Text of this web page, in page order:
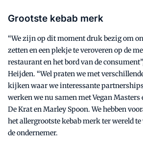
Grootste kebab merk
“We zijn op dit moment druk bezig om
zetten en een plekje te veroveren op de
restaurant en het bord van de
Heijden. “Wel praten we met
kijken waar we interessante
werken we nu samen met Vegan
De Krat en Marley Spoon. We hebben
het allergrootste kebab merk ter wereld te
de ondernemer.